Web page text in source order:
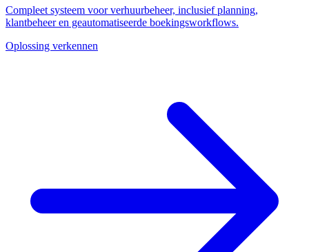
Compleet systeem voor verhuurbeheer, inclusief planning,
klantbeheer en geautomatiseerde boekingsworkflows.
Oplossing verkennen